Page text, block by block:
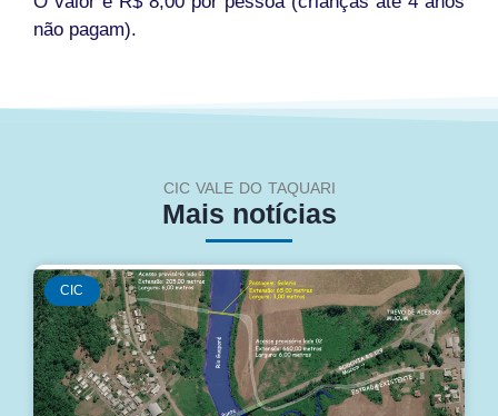
não pagam).
CIC VALE DO TAQUARI
Mais notícias
CIC